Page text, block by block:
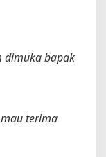
dimuka bapak
terima